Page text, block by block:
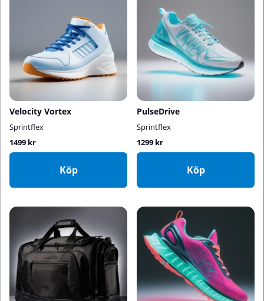
Velocity Vortex
Sprintflex
1499 kr
Köp
PulseDrive
Sprintflex
1299 kr
Köp